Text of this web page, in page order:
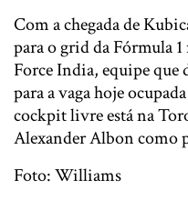
Com a chegada de
para o grid da Fórmula
Force India, equipe que
para a vaga hoje
cockpit livre está na
Alexander Albon como
Foto: Williams